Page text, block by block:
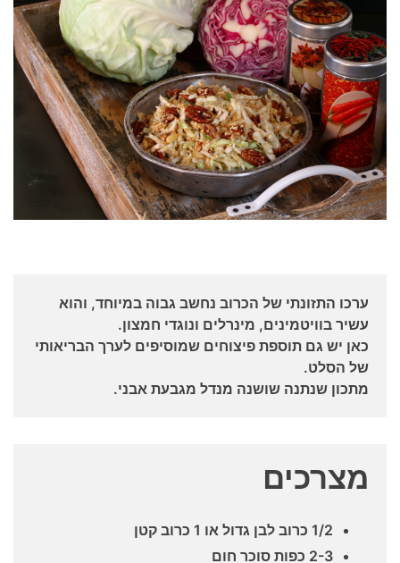
ערכו התזונתי של הכרוב נחשב גבוה במיוחד, והוא
עשיר בוויטמינים, מינרלים ונוגדי חמצון.
כאן יש גם תוספת פיצוחים שמוסיפים לערך הבריאותי
של הסלט.
מתכון שנתנה שושנה מנדל מגבעת אבני.
מצרכים
1/2 כרוב לבן גדול או 1 כרוב קטן
2-3 כפות סוכר חום